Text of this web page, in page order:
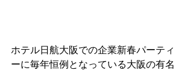
ホテル日航大阪での企業新春パーティ
ーに毎年恒例となっている大阪の有名